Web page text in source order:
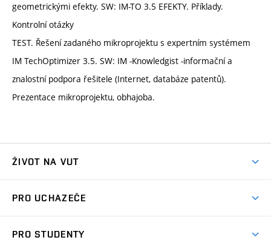
geometrickými efekty. SW: IM-TO 3.5 EFEKTY. Příklady.
Kontrolní otázky
TEST. Řešení zadaného mikroprojektu s expertním systémem
IM TechOptimizer 3.5. SW: IM -Knowledgist -informační a
znalostní podpora řešitele (Internet, databáze patentů).
Prezentace mikroprojektu, obhajoba.
ŽIVOT NA VUT
Koleje
PRO UCHAZEČE
PRO STUDENTY